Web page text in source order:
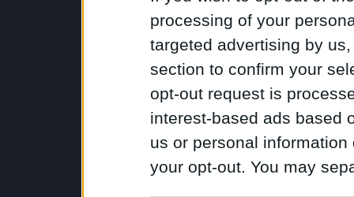
processing of your
targeted advertising by
section to confirm your
opt-out request is
interest-based ads based
us or personal
your opt-out. You may